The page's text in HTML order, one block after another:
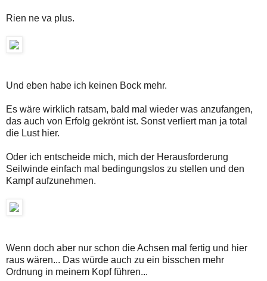
Rien ne va plus.
Und eben habe ich keinen Bock mehr.
Es wäre wirklich ratsam, bald mal wieder was anzufangen,
das auch von Erfolg gekrönt ist. Sonst verliert man ja total
die Lust hier.
Oder ich entscheide mich, mich der Herausforderung
Seilwinde einfach mal bedingungslos zu stellen und den
Kampf aufzunehmen.
Wenn doch aber nur schon die Achsen mal fertig und hier
raus wären... Das würde auch zu ein bisschen mehr
Ordnung in meinem Kopf führen...